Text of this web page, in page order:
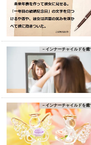
－インナーチャイルドを癒
－インナーチャイルドを癒